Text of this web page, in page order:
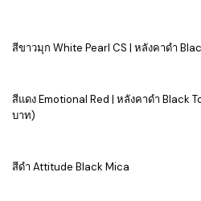
สีขาวมุก White Pearl CS | หลังคาดำ
สีแดง Emotional Red | หลังคาดำ Black
บาท)
สีดำ Attitude Black Mica